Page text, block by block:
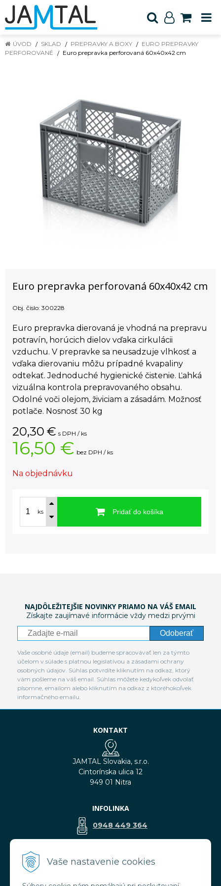
Vaše nastavenie cookies
ÚVOD SKLAD PREPRAVKY A BOXY
EURO PREPRAVKY
PERFOROVANÉ
Euro prepravka perforovaná 60x40x42 cm
Euro prepravka perforovaná 60x40x42 cm
Obj. čislo: 300228
Euro prepravka dierovaná je vhodná na prepravu
potravín, horúcich dielov vďaka cirkulácii
vzduchu. V prepravke sa neusadzuje vlhkosť a
vďaka dierovaniu môžu prípadné kvapaliny
odtekať. Jednoduché hygienické čistenie. Ľahká
vizuálna kontrola prepravovaného obsahu.
Odolné voči olejom, živiciam a zásadám. Možnosť
potlače. Nosnosť 30 kg
20,30 € s DPH / ks
16,50 € bez DPH / ks
Na objednávku
ks Pridať do košíka
NAJDÔLEŽITEJŠIE NOVINKY PRIAMO NA VÁŠ EMAIL
Získajte zaujímavé informácie vždy medzi prvými
Odoberať
Vaše osobné údaje (email) budeme spracovávať len za týmto
účelom v súlade s platnou legislatívou a zásadami ochrany
osobných údajov. Súhlas potvrdíte kliknutím na odkaz, ktorý
vám pošleme na váš email. Súhlas môžete kedykoľvek odvolať
písomne, emailom alebo kliknutím na odkaz z ktoréhokoľvek
informačného emailu.
KONTAKT
JAMTAL Slovakia, s.r.o.
Cintorínska ulica 12
949 01 Nitra
INFOLINKA
0948 449 364